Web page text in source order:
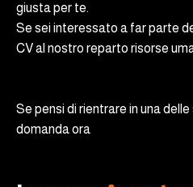
giusta per te.
Se sei interessato a far parte
CV al nostro reparto risorse
Se pensi di rientrare in una
domanda ora